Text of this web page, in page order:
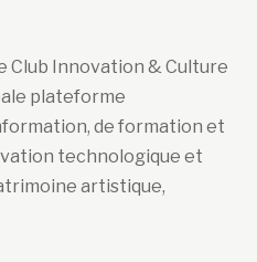
Club Innovation & Culture
plateforme
de formation et
technologique et
artistique,